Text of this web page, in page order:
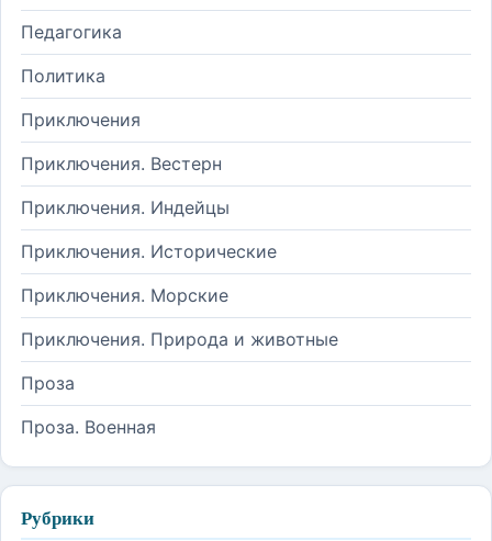
Педагогика
Политика
Приключения
Приключения. Вестерн
Приключения. Индейцы
Приключения. Исторические
Приключения. Морские
Приключения. Природа и животные
Проза
Проза. Военная
Рубрики